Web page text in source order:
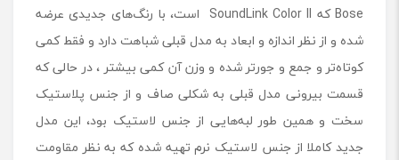
Bose که SoundLink Color II است، با رنگ‌های جدیدی عرضه
شده و از نظر اندازه و ابعاد به مدل قبلی شباهت دارد و فقط کمی
کوتاه‌تر و جمع و جورتر شده و وزن آن کمی بیشتر ، در حالی که
قسمت بیرونی مدل قبلی به شکلی صاف و از جنس پلاستیک
سخت و همین طور لبه‌هایی از جنس لاستیک بود، این مدل
جدید کاملا از جنس لاستیک نرم تهیه شده که به نظر مقاومت